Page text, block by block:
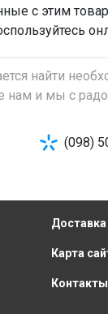
с этим
найти
нам и мы с
(098)
Доставка
Карта
Контакты